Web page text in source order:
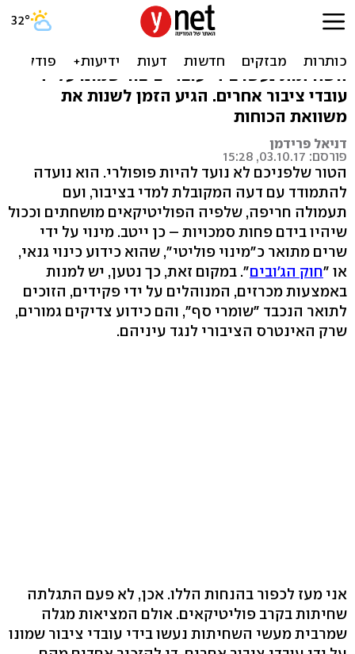
זה לא "חוק הג'ובים"
יש פוליטיקאים מושחתים, אבל רוב מעשי
השחיתות נעשו בידי עובדי ציבור שמונו על ידי
עובדי ציבור אחרים. הגיע הזמן לשנות את
משוואת הכוחות
דניאל פרידמן
פורסם: 03.10.17, 15:28
הטור שלפניכם לא נועד להיות פופולרי. הוא נועדה
להתמודד עם דעה המקובלת למדי בציבור, ועם
תעמולה חריפה, שלפיה הפוליטיקאים מושחתים וככול
שיהיו בידם פחות סמכויות – כן ייטב. מינוי על ידי
שרים מתואר כ"מינוי פוליטי", שהוא כידוע כינוי גנאי,
או "חוק הג'ובים". במקום זאת, כך נטען, יש למנות
באמצעות מכרזים, המנוהלים על ידי פקידים, הזוכים
לתואר הנכבד "שומרי סף", והם כידוע צדיקים גמורים,
שרק האינטרס הציבורי לנגד עיניהם.
אני מעז לכפור בהנחות הללו. אכן, לא פעם התגלתה
שחיתות בקרב פוליטיקאים. אולם המציאות מגלה
שמרבית מעשי השחיתות נעשו בידי עובדי ציבור שמונו